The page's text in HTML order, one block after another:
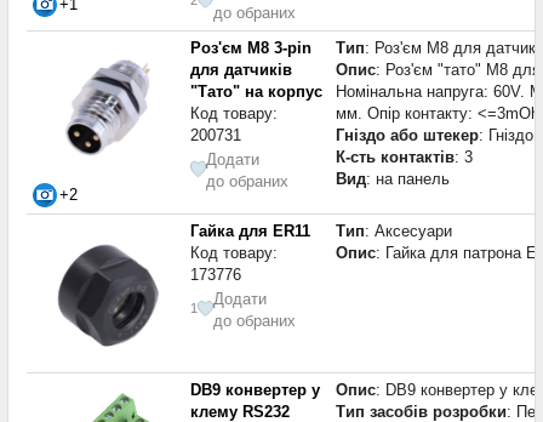
+1
до обраних
+2
Роз'єм M8 3-pin
для датчиків
"Тато" на корпус
Код товару:
200731
Додати
до обраних
Тип: Роз'єм M8 для
Опис: Роз'єм "тато" М8 для
Номінальна напруга: 60V.
мм. Опір контакту:
Гніздо або штекер: Гніздо
К-сть контактів: 3
Вид: на панель
Гайка для ER11
Код товару:
173776
1
Додати
до обраних
Тип: Аксесуари
Опис: Гайка для патрона
DB9 конвертер у
клему RS232
Опис: DB9 конвертер у
Тип засобів розробки: